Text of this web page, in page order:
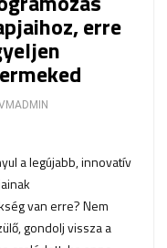
erre
a legújabb, innovatív
van erre? Nem
gondolj vissza a